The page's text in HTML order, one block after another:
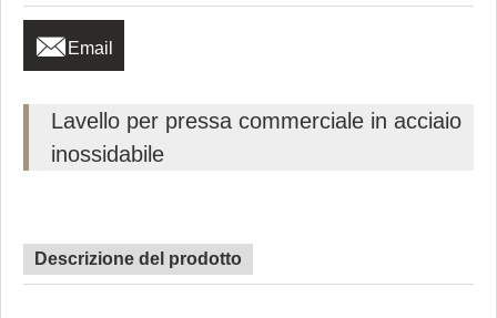
 Email
Lavello per pressa commerciale in acciaio
inossidabile
Descrizione del prodotto